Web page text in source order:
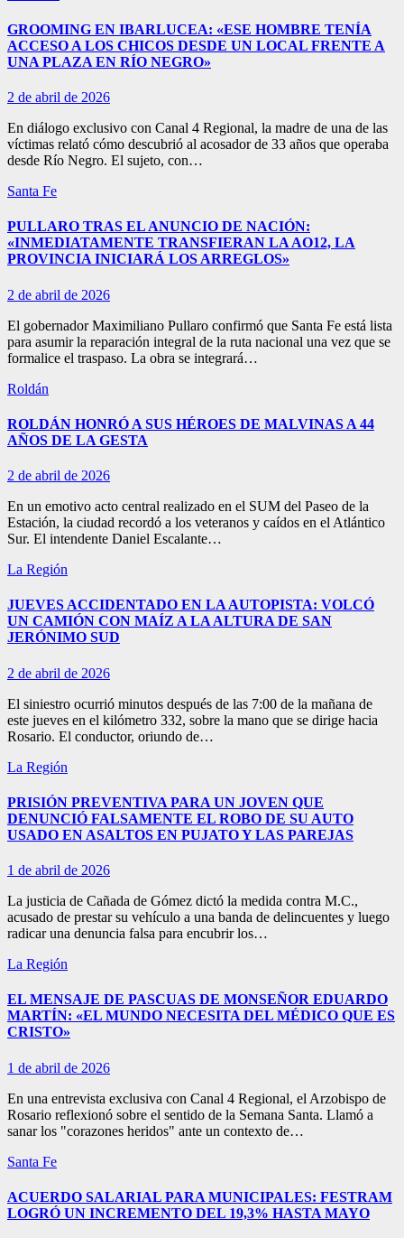
GROOMING EN IBARLUCEA: «ESE HOMBRE TENÍA
ACCESO A LOS CHICOS DESDE UN LOCAL FRENTE A
UNA PLAZA EN RÍO NEGRO»
2 de abril de 2026
En diálogo exclusivo con Canal 4 Regional, la madre de una de las
víctimas relató cómo descubrió al acosador de 33 años que operaba
desde Río Negro. El sujeto, con…
Santa Fe
PULLARO TRAS EL ANUNCIO DE NACIÓN:
«INMEDIATAMENTE TRANSFIERAN LA AO12, LA
PROVINCIA INICIARÁ LOS ARREGLOS»
2 de abril de 2026
El gobernador Maximiliano Pullaro confirmó que Santa Fe está lista
para asumir la reparación integral de la ruta nacional una vez que se
formalice el traspaso. La obra se integrará…
Roldán
ROLDÁN HONRÓ A SUS HÉROES DE MALVINAS A 44
AÑOS DE LA GESTA
2 de abril de 2026
En un emotivo acto central realizado en el SUM del Paseo de la
Estación, la ciudad recordó a los veteranos y caídos en el Atlántico
Sur. El intendente Daniel Escalante…
La Región
JUEVES ACCIDENTADO EN LA AUTOPISTA: VOLCÓ
UN CAMIÓN CON MAÍZ A LA ALTURA DE SAN
JERÓNIMO SUD
2 de abril de 2026
El siniestro ocurrió minutos después de las 7:00 de la mañana de
este jueves en el kilómetro 332, sobre la mano que se dirige hacia
Rosario. El conductor, oriundo de…
La Región
PRISIÓN PREVENTIVA PARA UN JOVEN QUE
DENUNCIÓ FALSAMENTE EL ROBO DE SU AUTO
USADO EN ASALTOS EN PUJATO Y LAS PAREJAS
1 de abril de 2026
La justicia de Cañada de Gómez dictó la medida contra M.C.,
acusado de prestar su vehículo a una banda de delincuentes y luego
radicar una denuncia falsa para encubrir los…
La Región
EL MENSAJE DE PASCUAS DE MONSEÑOR EDUARDO
MARTÍN: «EL MUNDO NECESITA DEL MÉDICO QUE ES
CRISTO»
1 de abril de 2026
En una entrevista exclusiva con Canal 4 Regional, el Arzobispo de
Rosario reflexionó sobre el sentido de la Semana Santa. Llamó a
sanar los "corazones heridos" ante un contexto de…
Santa Fe
ACUERDO SALARIAL PARA MUNICIPALES: FESTRAM
LOGRÓ UN INCREMENTO DEL 19,3% HASTA MAYO